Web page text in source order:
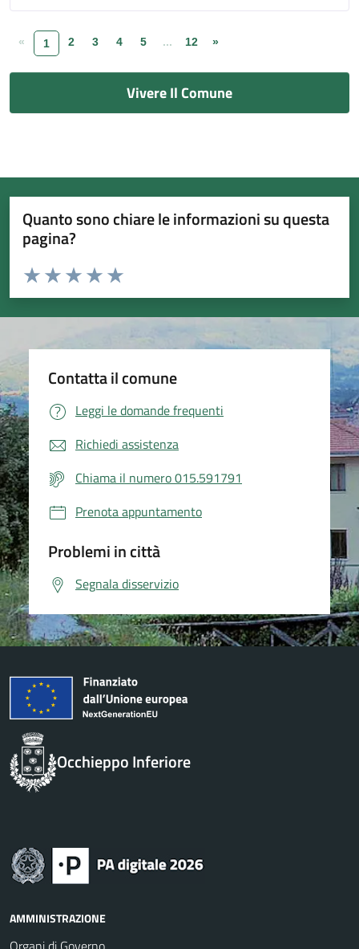
« 1 2 3 4 5 ... 12 »
Vivere Il Comune
Quanto sono chiare le informazioni su questa
pagina?
Valuta da 1 a 5 stelle la pagina
Valuta 5 stelle su 5
Valuta 4 stelle su 5
Valuta 3 stelle su 5
Valuta 2 stelle su 5
Valuta 1 stelle su 5
Contatta il comune
Leggi le domande frequenti
Richiedi assistenza
Chiama il numero 015.591791
Prenota appuntamento
Problemi in città
Segnala disservizio
Occhieppo Inferiore
AMMINISTRAZIONE